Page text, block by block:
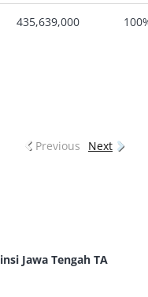
435,639,000
Previous Next
Jawa Tengah TA